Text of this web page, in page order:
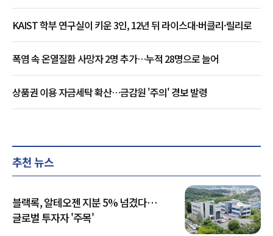
KAIST 학부 연구실이 키운 3인, 12년 뒤 라이스대·버클리·릴리로
폭염 속 온열질환 사망자 2명 추가…누적 28명으로 늘어
상품권 이용 자금세탁 확산…금감원 '주의' 경보 발령
추천 뉴스
블랙록, 알테오젠 지분 5% 넘겼다…
글로벌 투자자 '주목'